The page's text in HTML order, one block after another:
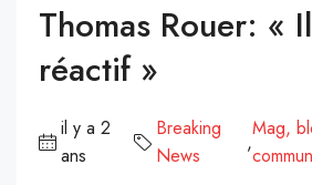
Thomas Rouer: «
réactif »
il y a 2
ans
Breaking
News
,
Mag,